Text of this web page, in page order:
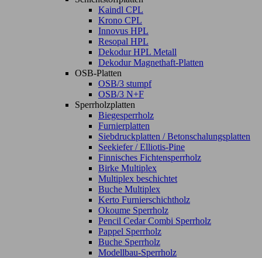
Kaindl CPL
Krono CPL
Innovus HPL
Resopal HPL
Dekodur HPL Metall
Dekodur Magnethaft-Platten
OSB-Platten
OSB/3 stumpf
OSB/3 N+F
Sperrholzplatten
Biegesperrholz
Furnierplatten
Siebdruckplatten / Betonschalungsplatten
Seekiefer / Elliotis-Pine
Finnisches Fichtensperrholz
Birke Multiplex
Multiplex beschichtet
Buche Multiplex
Kerto Furnierschichtholz
Okoume Sperrholz
Pencil Cedar Combi Sperrholz
Pappel Sperrholz
Buche Sperrholz
Modellbau-Sperrholz